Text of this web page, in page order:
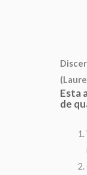
Esta
de